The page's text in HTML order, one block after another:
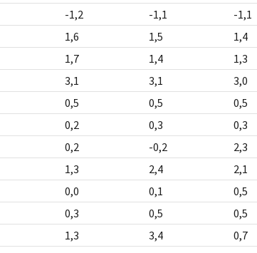
-1,2 -1,1 -1,1
1,6 1,5 1,4
1,7 1,4 1,3
3,1 3,1 3,0
0,5 0,5 0,5
0,2 0,3 0,3
0,2 -0,2 2,3
1,3 2,4 2,1
0,0 0,1 0,5
0,3 0,5 0,5
1,3 3,4 0,7